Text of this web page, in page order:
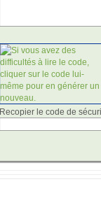
Recopier le code de